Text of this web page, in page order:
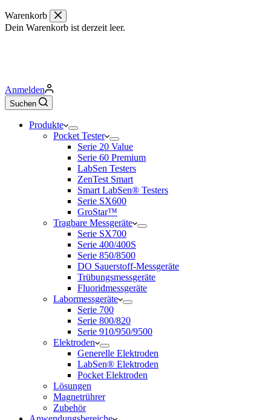
Warenkorb
Dein Warenkorb ist derzeit leer.
Anmelden
Suchen
Produkte
Pocket Tester
Serie 20 Value
Serie 60 Premium
LabSen Testers
ZenTest Smart
Smart LabSen® Testers
Serie SX600
GroStar™
Tragbare Messgeräte
Serie SX700
Serie 400/400S
Serie 850/8500
DO Sauerstoff-Messgeräte
Trübungsmessgeräte
Fluoridmessgeräte
Labormessgeräte
Serie 700
Serie 800/820
Serie 910/950/9500
Elektroden
Generelle Elektroden
LabSen® Elektroden
Pocket Elektroden
Lösungen
Magnetrührer
Zubehör